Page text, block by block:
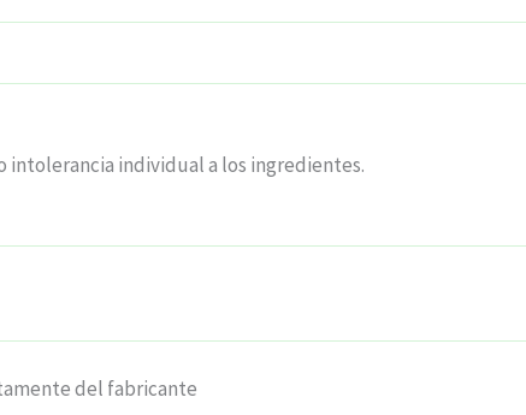
intolerancia individual a los ingredientes.
del fabricante